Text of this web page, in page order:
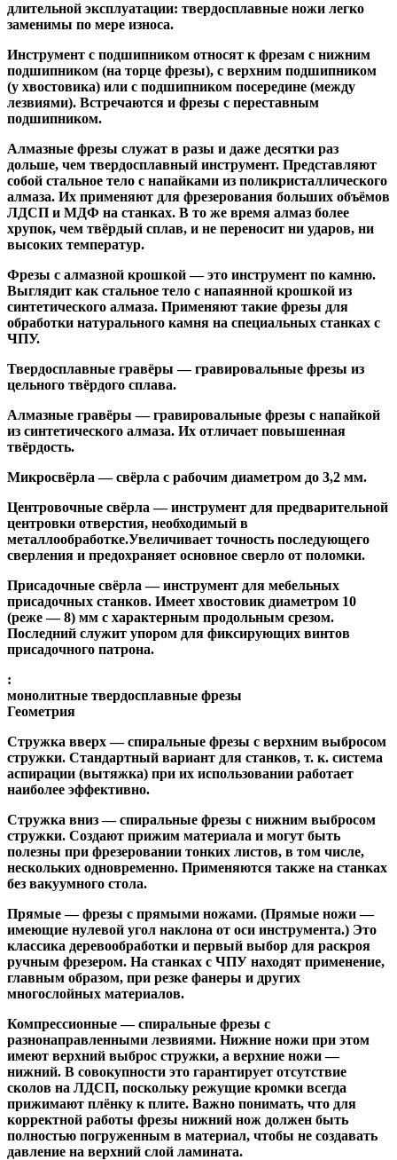
длительной эксплуатации: твердосплавные ножи легко
заменимы по мере износа.
Инструмент с подшипником относят к фрезам с нижним
подшипником (на торце фрезы), с верхним подшипником
(у хвостовика) или с подшипником посередине (между
лезвиями). Встречаются и фрезы с переставным
подшипником.
Алмазные фрезы служат в разы и даже десятки раз
дольше, чем твердосплавный инструмент. Представляют
собой стальное тело с напайками из поликристаллического
алмаза. Их применяют для фрезерования больших объёмов
ЛДСП и МДФ на станках. В то же время алмаз более
хрупок, чем твёрдый сплав, и не переносит ни ударов, ни
высоких температур.
Фрезы с алмазной крошкой— это инструмент по камню.
Выглядит как стальное тело с напаянной крошкой из
синтетического алмаза. Применяют такие фрезы для
обработки натурального камня на специальных станках с
ЧПУ.
Твердосплавные гравёры — гравировальные фрезы из
цельного твёрдого сплава.
Алмазные гравёры — гравировальные фрезы с напайкой
из синтетического алмаза. Их отличает повышенная
твёрдость.
Микросвёрла — свёрла с рабочим диаметром до 3,2 мм.
Центровочные свёрла — инструмент для предварительной
центровки отверстия, необходимый в
металлообработке.Увеличивает точность последующего
сверления и предохраняет основное сверло от поломки.
Присадочные свёрла — инструмент для мебельных
присадочных станков. Имеет хвостовик диаметром 10
(реже — 8) мм с характерным продольным срезом.
Последний служит упором для фиксирующих винтов
присадочного патрона.
:
монолитные твердосплавные фрезы
Геометрия
Стружка вверх— спиральные фрезы с верхним выбросом
стружки. Стандартный вариант для станков, т. к. система
аспирации (вытяжка) при их использовании работает
наиболее эффективно.
Стружка вниз— спиральные фрезы с нижним выбросом
стружки. Создают прижим материала и могут быть
полезны при фрезеровании тонких листов, в том числе,
нескольких одновременно. Применяются также на станках
без вакуумного стола.
Прямые— фрезы с прямыми ножами. (Прямые ножи —
имеющие нулевой угол наклона от оси инструмента.) Это
классика деревообработки и первый выбор для раскроя
ручным фрезером. На станках с ЧПУ находят применение,
главным образом, при резке фанеры и других
многослойных материалов.
Компрессионные— спиральные фрезы с
разнонаправленными лезвиями. Нижние ножи при этом
имеют верхний выброс стружки, а верхние ножи —
нижний. В совокупности это гарантирует отсутствие
сколов на ЛДСП, поскольку режущие кромки всегда
прижимают плёнку к плите. Важно понимать, что для
корректной работы фрезы нижний нож должен быть
полностью погруженным в материал, чтобы не создавать
давление на верхний слой ламината.